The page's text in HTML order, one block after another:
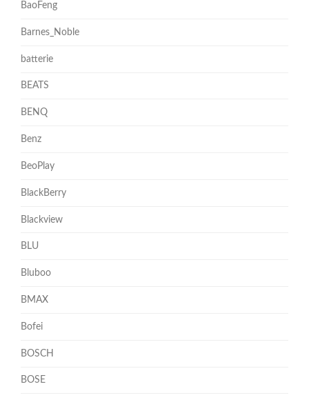
BaoFeng
Barnes_Noble
batterie
BEATS
BENQ
Benz
BeoPlay
BlackBerry
Blackview
BLU
Bluboo
BMAX
Bofei
BOSCH
BOSE